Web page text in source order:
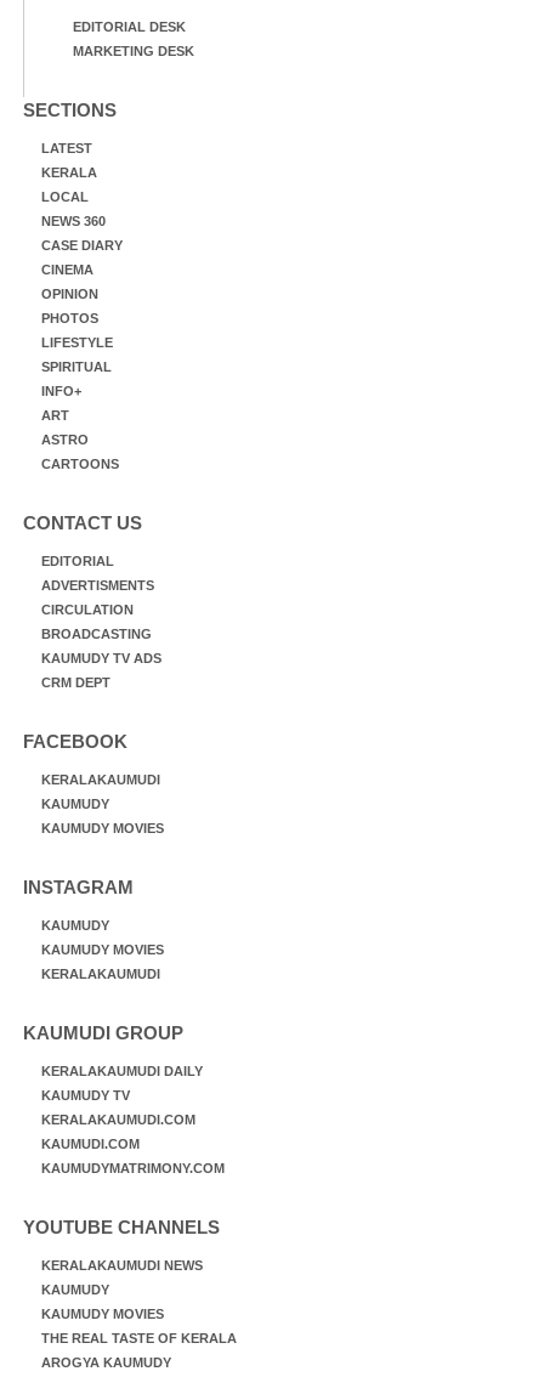
EDITORIAL DESK
MARKETING DESK
SECTIONS
LATEST
KERALA
LOCAL
NEWS 360
CASE DIARY
CINEMA
OPINION
PHOTOS
LIFESTYLE
SPIRITUAL
INFO+
ART
ASTRO
CARTOONS
CONTACT US
EDITORIAL
ADVERTISMENTS
CIRCULATION
BROADCASTING
KAUMUDY TV ADS
CRM DEPT
FACEBOOK
KERALAKAUMUDI
KAUMUDY
KAUMUDY MOVIES
INSTAGRAM
KAUMUDY
KAUMUDY MOVIES
KERALAKAUMUDI
KAUMUDI GROUP
KERALAKAUMUDI DAILY
KAUMUDY TV
KERALAKAUMUDI.COM
KAUMUDI.COM
KAUMUDYMATRIMONY.COM
YOUTUBE CHANNELS
KERALAKAUMUDI NEWS
KAUMUDY
KAUMUDY MOVIES
THE REAL TASTE OF KERALA
AROGYA KAUMUDY